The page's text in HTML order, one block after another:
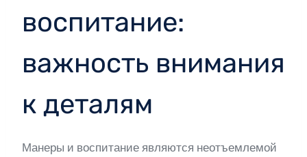
воспитание:
важность внимания
к деталям
Манеры и воспитание являются неотъемлемой